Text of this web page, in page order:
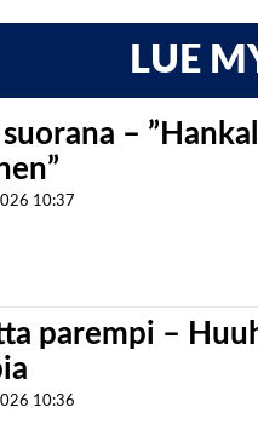
LUE
–
10:37
parempi –
10:36